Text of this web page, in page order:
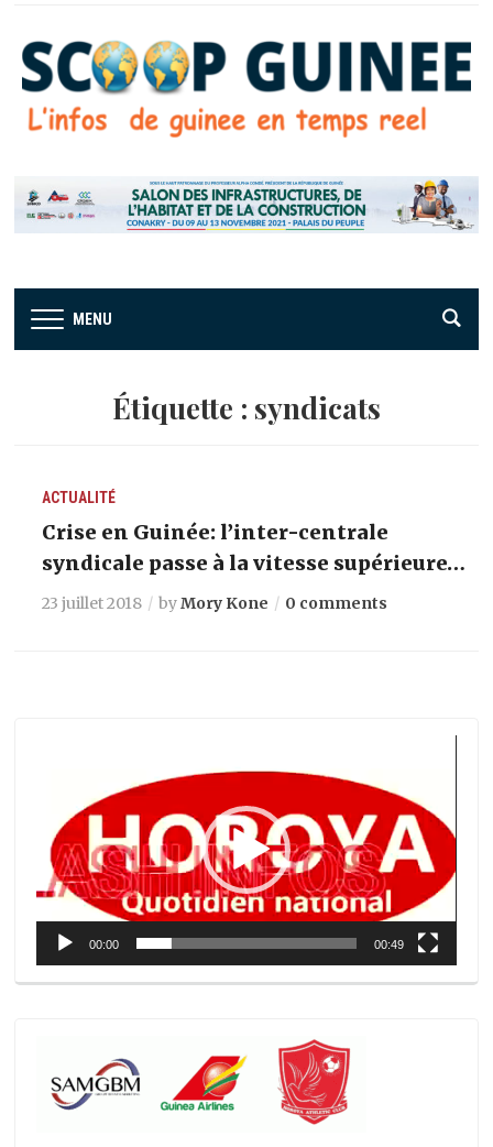
MENU
Étiquette : syndicats
ACTUALITÉ
Crise en Guinée: l’inter-centrale
syndicale passe à la vitesse supérieure…
23 juillet 2018 byMory Kone 0 comments
00:00 00:49